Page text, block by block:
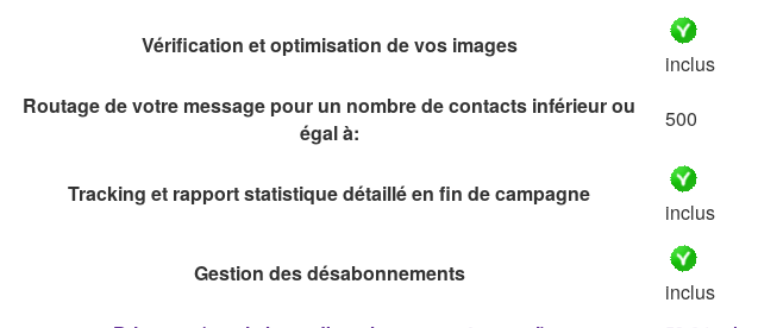
Vérification et optimisation de vos images
inclus
Routage de votre message pour un nombre de contacts inférieur ou
égal à:
500
Tracking et rapport statistique détaillé en fin de campagne
inclus
Gestion des désabonnements
inclus